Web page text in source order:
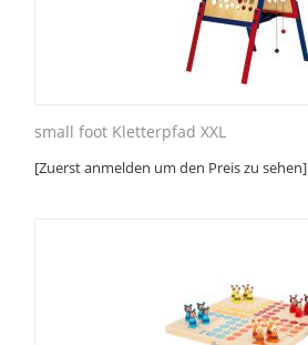
small foot Kletterpfad XXL
[Zuerst anmelden um den Preis zu sehen]